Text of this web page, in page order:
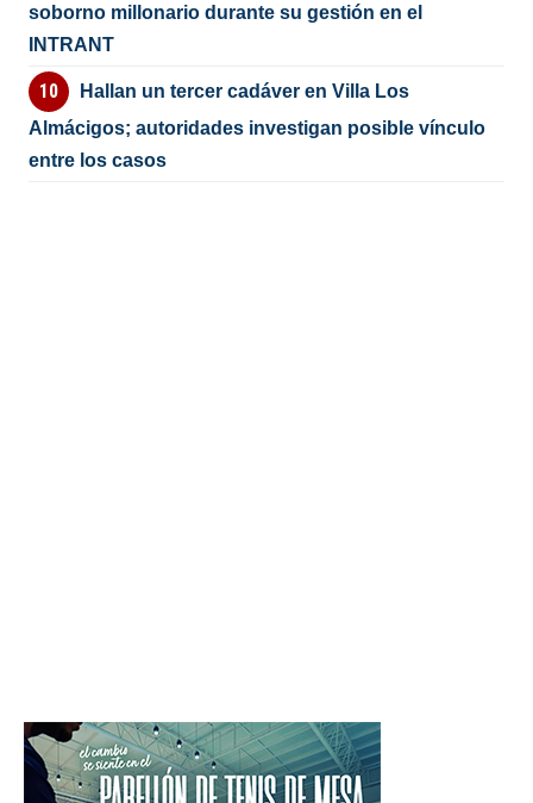
soborno millonario durante su gestión en el
INTRANT
Hallan un tercer cadáver en Villa Los
Almácigos; autoridades investigan posible vínculo
entre los casos